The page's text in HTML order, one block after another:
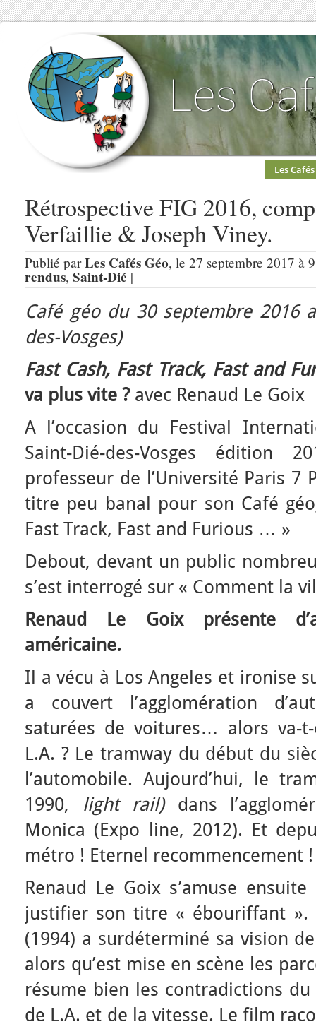
Les Cafés
Rétrospective FIG 2016,
Verfaillie & Joseph Viney.
Publié parLes Cafés Géo, le 27 septembre 2017 à
rendus, Saint-Dié |
Café géo du 30 septembre 2016
des-Vosges)
Fast Cash, Fast Track, Fast and
va plus vite ?avec Renaud Le Goix
A l’occasion du Festival
Saint-Dié-des-Vosges édition
professeur de l’Université Paris 7
titre peu banal pour son Café
Fast Track, Fast and Furious … »
Debout, devant un public
s’est interrogé sur « Comment la
Renaud Le Goix présente
américaine.
Il a vécu à Los Angeles et ironise
a couvert l’agglomération
saturées de voitures… alors va-
L.A. ? Le tramway du début du
l’automobile. Aujourd’hui, le
1990, light rail)dans
Monica (Expo line, 2012). Et
métro ! Eternel recommencement !
Renaud Le Goix s’amuse
justifier son titre « ébouriffant
(1994) a surdéterminé sa vision
alors qu’est mise en scène les
résume bien les contradictions
de L.A. et de la vitesse. Le film